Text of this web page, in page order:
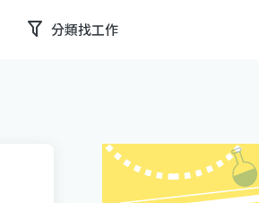
分類找工作